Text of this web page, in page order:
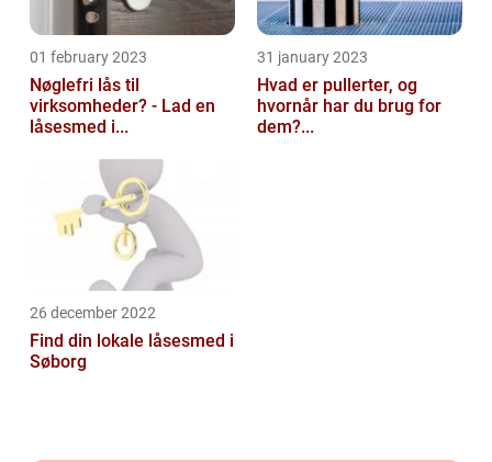
01 february 2023
Nøglefri lås til
virksomheder? - Lad en
låsesmed i...
31 january 2023
Hvad er pullerter, og
hvornår har du brug for
dem?...
26 december 2022
Find din lokale låsesmed i
Søborg